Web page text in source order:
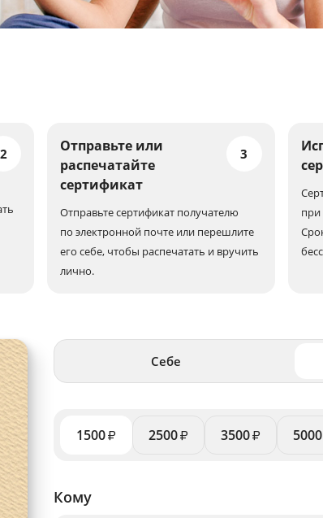
2
Отправьте или
распечатайте
сертификат
3
Отправьте сертификат получателю
по электронной почте или перешлите
его себе, чтобы распечатать и вручить
лично.
при
Себе
1500₽ 2500₽ 3500₽ 5000
Кому